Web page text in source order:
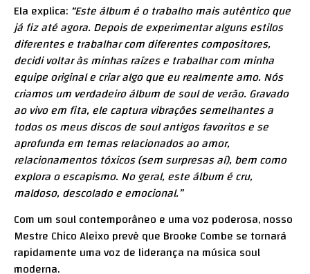
Ela explica: “Este álbum é o trabalho mais autêntico que
já fiz até agora. Depois de experimentar alguns estilos
diferentes e trabalhar com diferentes compositores,
decidi voltar às minhas raízes e trabalhar com minha
equipe original e criar algo que eu realmente amo. Nós
criamos um verdadeiro álbum de soul de verão. Gravado
ao vivo em fita, ele captura vibrações semelhantes a
todos os meus discos de soul antigos favoritos e se
aprofunda em temas relacionados ao amor,
relacionamentos tóxicos (sem surpresas aí), bem como
explora o escapismo. No geral, este álbum é cru,
maldoso, descolado e emocional.”
Com um soul contemporâneo e uma voz poderosa, nosso
Mestre Chico Aleixo prevê que Brooke Combe se tornará
rapidamente uma voz de liderança na música soul
moderna.